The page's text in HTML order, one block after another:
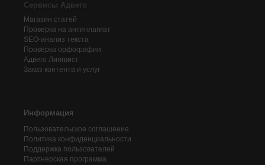
Сервисы Адвего
Магазин статей
Проверка на антиплагиат
SEO-анализ текста
Проверка орфографии
Адвего Лингвист
Заказ контента и услуг
Информация
Пользовательское соглашение
Политика конфиденциальности
Поддержка пользователей
Партнерская программа